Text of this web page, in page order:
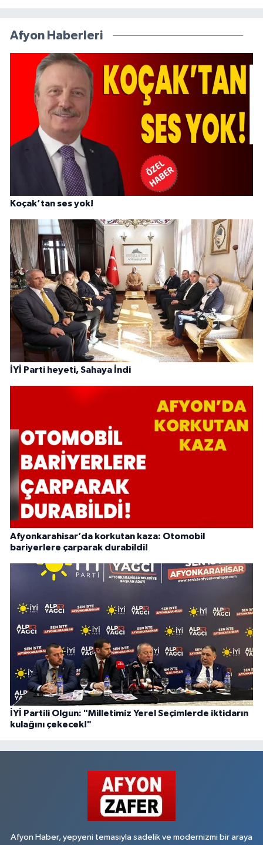
Afyon Haberleri
Koçak’tan ses yok!
İYİ Parti heyeti, Sahaya İndi
Afyonkarahisar’da korkutan kaza: Otomobil
bariyerlere çarparak durabildi!
İYİ Partili Olgun: "Milletimiz Yerel Seçimlerde iktidarın
kulağını çekecek!"
Afyon Haber, yepyeni temasıyla sadelik ve modernizmi bir araya